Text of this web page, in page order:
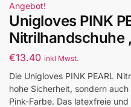
Angebot!
Unigloves PINK
Nitrilhandschuhe
€13.40 inkl Mwst.
Die Unigloves PINK PEARL
hohe Sicherheit, sondern
Pink-Farbe. Das latexfreie